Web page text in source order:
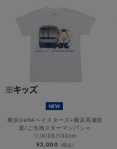
NEW
横浜DeNAベイスターズ×横浜高速鉄
道/ご当地スターマン/Tシャ
ツ/KIDS/130cm
¥3,000 (税込)